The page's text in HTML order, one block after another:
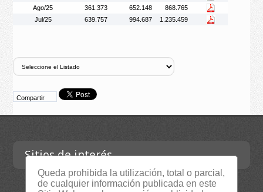
Ago/25
361.373 652.148
868.765
Jul/25
639.757 994.687 1.235.459
Compartir
Sitios de interés
Queda prohibida la utilización, total o parcial,
de cualquier información publicada en este